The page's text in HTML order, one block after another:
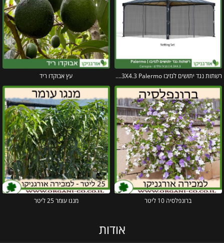
רשתות נגד יתושים לגזיבו 4.3X4.3 Palermo מבית פלרם – Canopia עץ אבוקדו ריד
ברונפלסיה 10 ליטר מנגו עומר 25 ליטר
אודות